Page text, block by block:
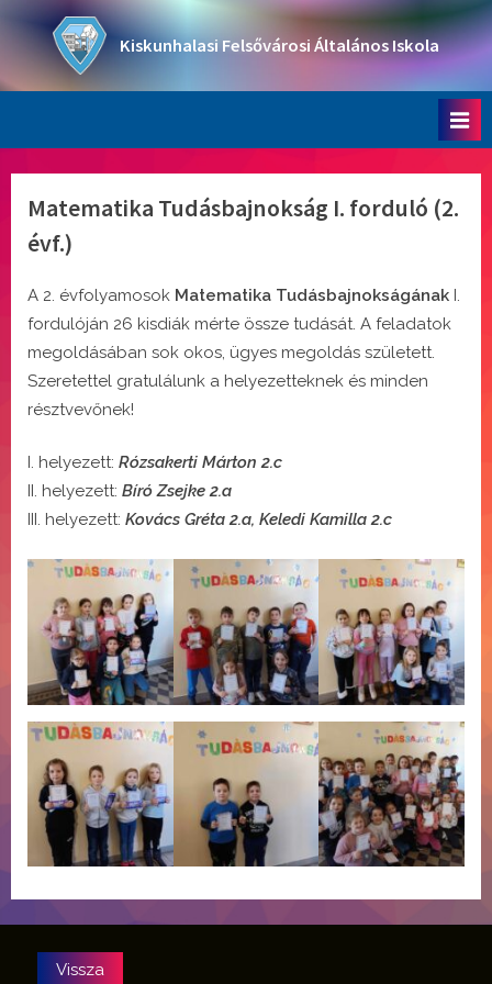
content
Kiskunhalasi Felsővárosi Általános Iskola
Matematika Tudásbajnokság I. forduló (2.
évf.)
A 2. évfolyamosok Matematika Tudásbajnokságának I.
fordulóján 26 kisdiák mérte össze tudását. A feladatok
megoldásában sok okos, ügyes megoldás született.
Szeretettel gratulálunk a helyezetteknek és minden
résztvevőnek!
I. helyezett: Rózsakerti Márton 2.c
II. helyezett: Bíró Zsejke 2.a
III. helyezett: Kovács Gréta 2.a, Keledi Kamilla 2.c